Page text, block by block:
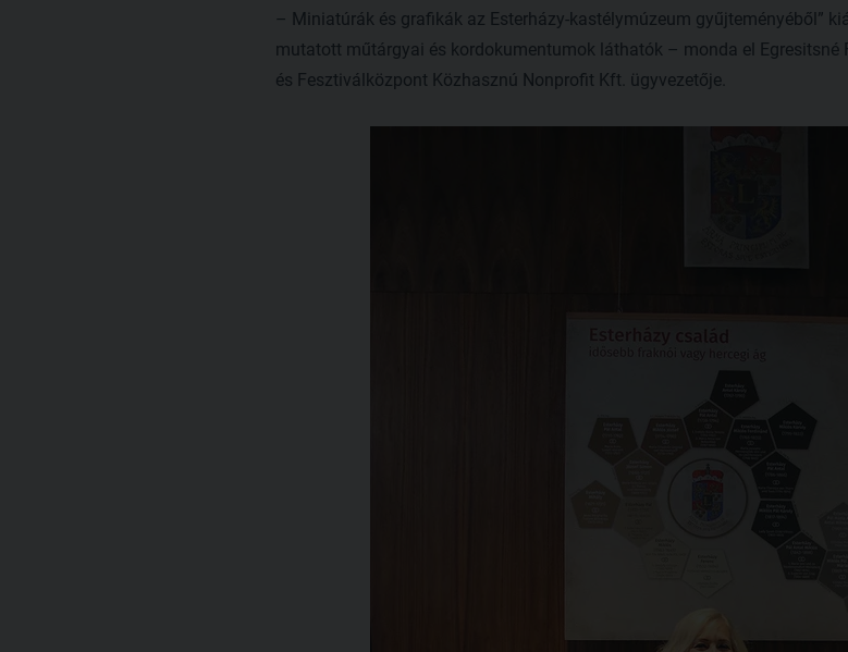
– Miniatúrák és grafikák az Esterházy-kastélymúzeum gyűjteményéből”
mutatott műtárgyai és kordokumentumok láthatók – monda el Egresitsné
és Fesztiválközpont Közhasznú Nonprofit Kft. ügyvezetője.